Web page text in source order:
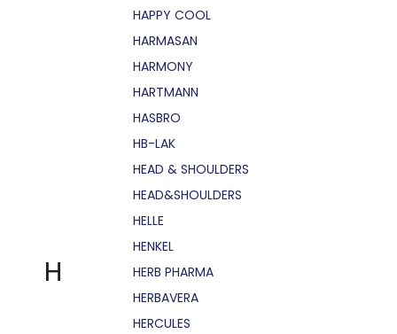
H
HAPPY COOL
HARMASAN
HARMONY
HARTMANN
HASBRO
HB-LAK
HEAD & SHOULDERS
HEAD&SHOULDERS
HELLE
HENKEL
HERB PHARMA
HERBAVERA
HERCULES